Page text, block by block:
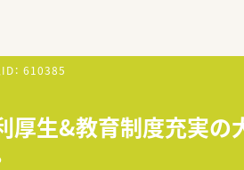
： 610385
厚生&教育制度充実